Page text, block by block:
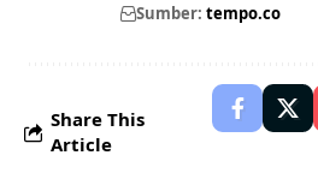
Sumber: tempo.co
Share This
Article